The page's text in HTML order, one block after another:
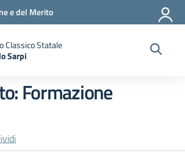
e del Merito
Classico Statale
Sarpi
Formazione